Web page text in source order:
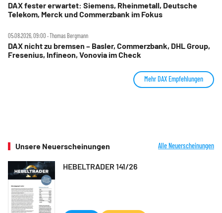
DAX fester erwartet: Siemens, Rheinmetall, Deutsche
Telekom, Merck und Commerzbank im Fokus
05.08.2026, 09:00 ‧ Thomas Bergmann
DAX nicht zu bremsen – Basler, Commerzbank, DHL Group,
Fresenius, Infineon, Vonovia im Check
Mehr DAX Empfehlungen
Unsere Neuerscheinungen Alle Neuerscheinungen
HEBELTRADER 141/26